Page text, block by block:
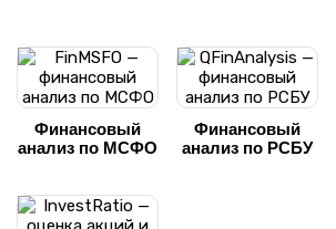
Финансовый
анализ по МСФО
Финансовый
анализ по РСБУ